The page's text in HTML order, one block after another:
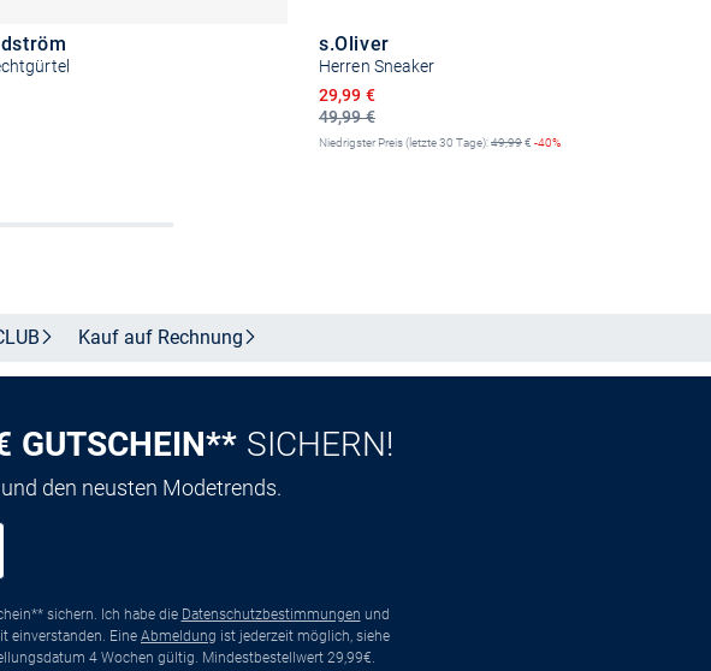
s.Oliver
Herren Sneaker
49,99 €
Ermäßigter Preis
29,99 €
Niedrigster Preis (letzte 30 Tage):49,99€ -40%
Kauf auf Rechnung
GUTSCHEIN** SICHERN!
den neusten Modetrends.
sichern. Ich habe die Datenschutzbestimmungen und
einverstanden. Eine Abmeldung ist jederzeit möglich, siehe
4 Wochen gültig. Mindestbestellwert 29,99€.